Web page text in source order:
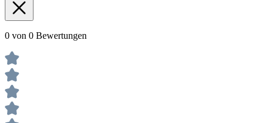
0 von 0 Bewertungen